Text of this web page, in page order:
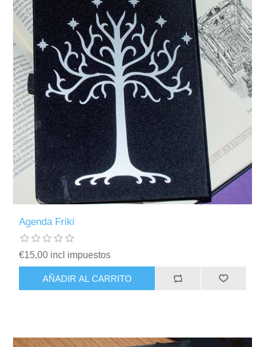
Agenda Friki
€15,00 incl impuestos
AÑADIR AL CARRITO